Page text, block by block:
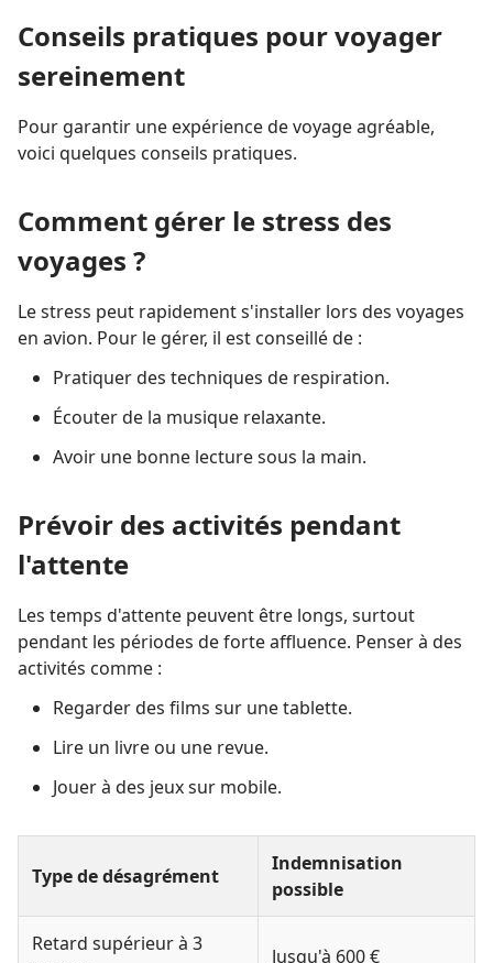
Conseils pratiques pour voyager
sereinement
Pour garantir une expérience de voyage agréable,
voici quelques conseils pratiques.
Comment gérer le stress des
voyages ?
Le stress peut rapidement s'installer lors des voyages
en avion. Pour le gérer, il est conseillé de :
Pratiquer des techniques de respiration.
Écouter de la musique relaxante.
Avoir une bonne lecture sous la main.
Prévoir des activités pendant
l'attente
Les temps d'attente peuvent être longs, surtout
pendant les périodes de forte affluence. Penser à des
activités comme :
Regarder des films sur une tablette.
Lire un livre ou une revue.
Jouer à des jeux sur mobile.
Type de désagrément
Indemnisation
possible
Retard supérieur à 3
Jusqu'à 600 €